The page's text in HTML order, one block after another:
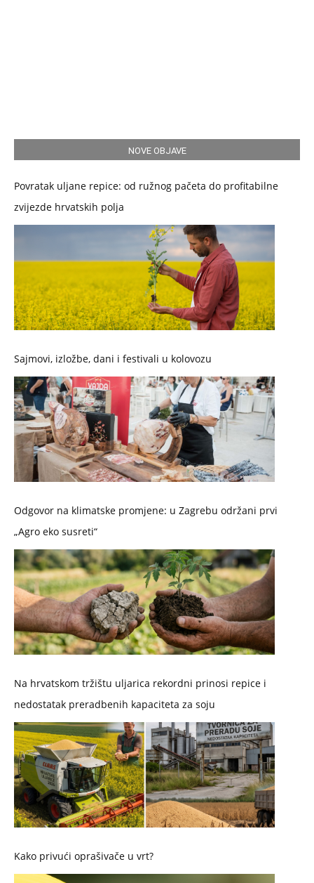
NOVE OBJAVE
Povratak uljane repice: od ružnog pačeta do profitabilne
zvijezde hrvatskih polja
Sajmovi, izložbe, dani i festivali u kolovozu
Odgovor na klimatske promjene: u Zagrebu održani prvi
„Agro eko susreti“
Na hrvatskom tržištu uljarica rekordni prinosi repice i
nedostatak preradbenih kapaciteta za soju
Kako privući oprašivače u vrt?